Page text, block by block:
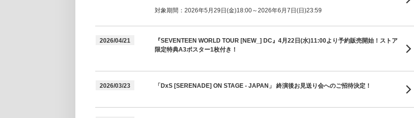
対象期間：2026年5月29日(金)18:00～2026年6月7日(日)23:59
2026/04/21
『SEVENTEEN WORLD TOUR [NEW_] DC』4月22日(水)11:00より予約販売開始！ストア
限定特典A3ポスター1枚付き！
2026/03/23 「DxS [SERENADE] ON STAGE - JAPAN」 終演後お見送り会へのご招待決定！